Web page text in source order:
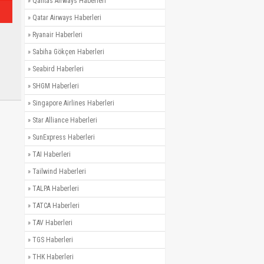
» Qatar Airways Haberleri
» Ryanair Haberleri
» Sabiha Gökçen Haberleri
» Seabird Haberleri
» SHGM Haberleri
» Singapore Airlines Haberleri
» Star Alliance Haberleri
» SunExpress Haberleri
» TAI Haberleri
» Tailwind Haberleri
» TALPA Haberleri
» TATCA Haberleri
» TAV Haberleri
» TGS Haberleri
» THK Haberleri